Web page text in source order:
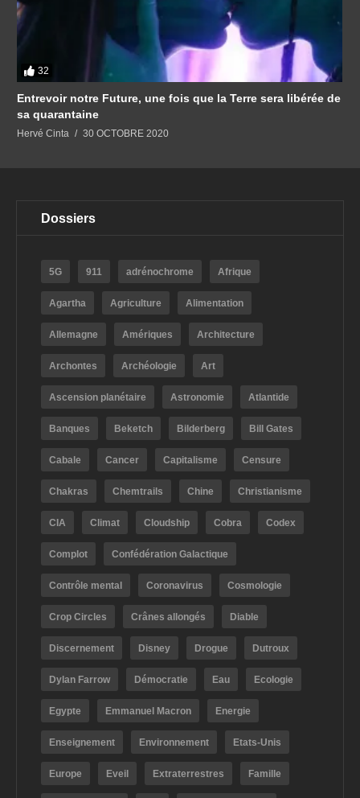
32
Entrevoir notre Future, une fois que la Terre sera libérée de
sa quarantaine
Hervé Cinta 30 OCTOBRE 2020
Dossiers
5G 911 adrénochrome Afrique
Agartha Agriculture Alimentation
Allemagne Amériques Architecture
Archontes Archéologie Art
Ascension planétaire Astronomie Atlantide
Banques Beketch Bilderberg Bill Gates
Cabale Cancer Capitalisme Censure
Chakras Chemtrails Chine Christianisme
CIA Climat Cloudship Cobra Codex
Complot Confédération Galactique
Contrôle mental Coronavirus Cosmologie
Crop Circles Crânes allongés Diable
Discernement Disney Drogue Dutroux
Dylan Farrow Démocratie Eau Ecologie
Egypte Emmanuel Macron Energie
Enseignement Environnement Etats-Unis
Europe Eveil Extraterrestres Famille